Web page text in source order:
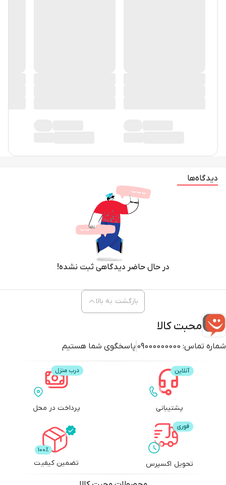
دیدگاه‌ها
در حال حاضر دیدگاهی ثبت نشده!
محبت کالا
شماره تماس: 09000000000 پاسخگوی شما هستیم
بازگشت به بالا
پشتیبانی پرداخت در محل
تحویل اکسپرس تضمین کیفیت